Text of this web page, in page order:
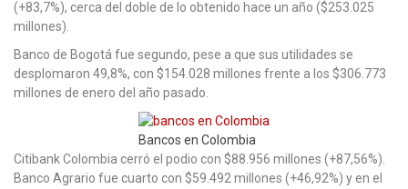
(+83,7%), cerca del doble de lo obtenido hace un año ($253.025
millones).
Banco de Bogotá fue segundo, pese a que sus utilidades se
desplomaron 49,8%, con $154.028 millones frente a los $306.773
millones de enero del año pasado.
Bancos en Colombia
Citibank Colombia cerró el podio con $88.956 millones (+87,56%).
Banco Agrario fue cuarto con $59.492 millones (+46,92%) y en el